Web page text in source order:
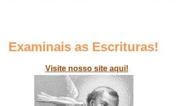
Examinais as Escrituras!
Visite nosso site aqui!